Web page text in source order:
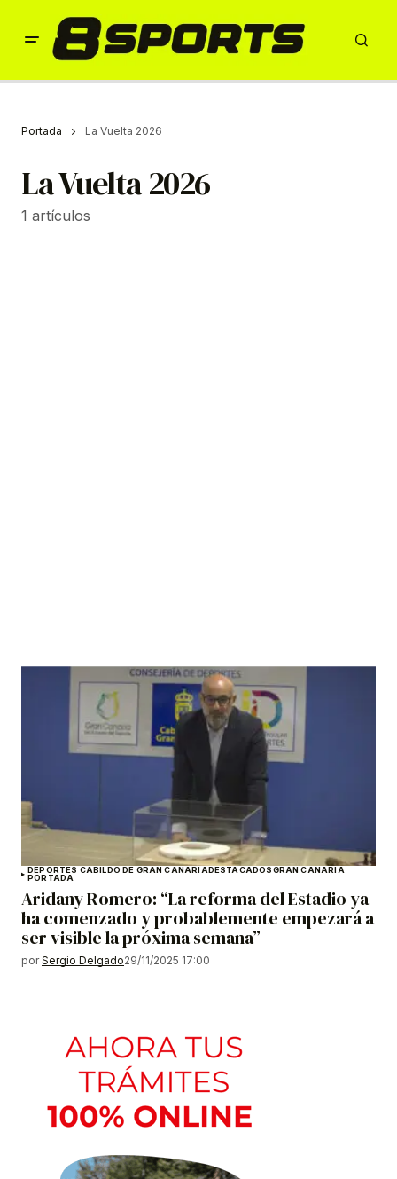
Portada La Vuelta 2026
La Vuelta 2026
1 artículos
DEPORTES CABILDO DE GRAN CANARIADESTACADOSGRAN CANARIA
PORTADA
Aridany Romero: “La reforma del Estadio ya
ha comenzado y probablemente empezará a
ser visible la próxima semana”
por Sergio Delgado29/11/2025 17:00